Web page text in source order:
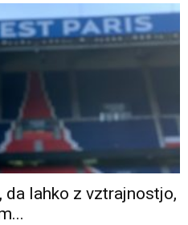
da lahko z vztrajnostjo,